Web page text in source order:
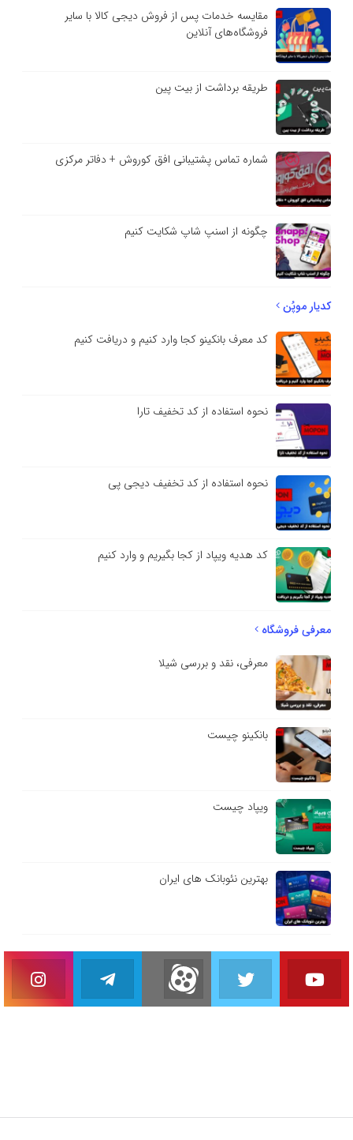
مقایسه خدمات پس از فروش دیجی کالا با سایر
فروشگاه‌های آنلاین
طریقه برداشت از بیت پین
شماره تماس پشتیبانی افق کوروش + دفاتر مرکزی
چگونه از اسنپ شاپ شکایت کنیم
کدیار موپُن
کد معرف بانکینو کجا وارد کنیم و دریافت کنیم
نحوه استفاده از کد تخفیف تارا
نحوه استفاده از کد تخفیف دیجی پی
کد هدیه ویپاد از کجا بگیریم و وارد کنیم
معرفی فروشگاه
معرفی، نقد و بررسی شیلا
بانکینو چیست
ویپاد چیست
بهترین نئوبانک های ایران